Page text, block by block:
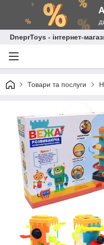
DneprToys - інтернет-
Товари та послуги